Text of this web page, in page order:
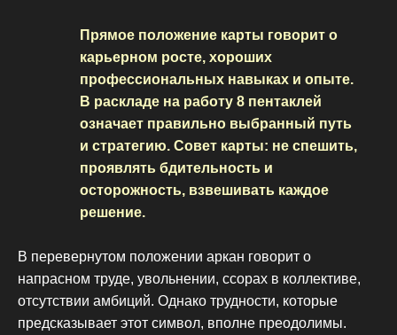
Прямое положение карты говорит о
карьерном росте, хороших
профессиональных навыках и опыте.
В раскладе на работу 8 пентаклей
означает правильно выбранный путь
и стратегию. Совет карты: не спешить,
проявлять бдительность и
осторожность, взвешивать каждое
решение.
В перевернутом положении аркан говорит о
напрасном труде, увольнении, ссорах в коллективе,
отсутствии амбиций. Однако трудности, которые
предсказывает этот символ, вполне преодолимы.